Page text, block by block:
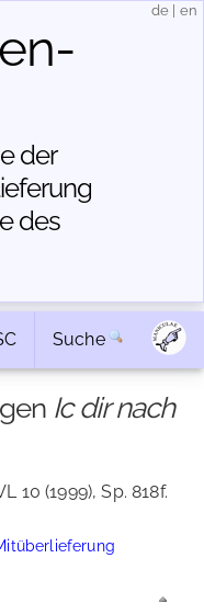
der
des
de en
Suche
Ic dir nach
10 (1999), Sp. 818f.